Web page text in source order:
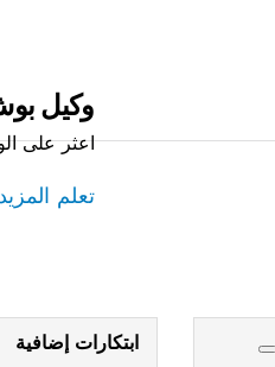
وكيل
اعثر على
تعلم المزيد
ابتكارات إضافية